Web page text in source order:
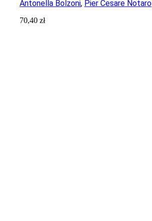
Antonella Bolzoni, Pier Cesare Notaro
70,40zł